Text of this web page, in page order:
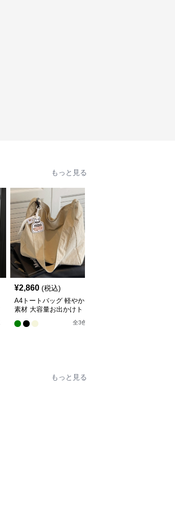
もっと見る
¥2,860 (税込)
A4トートバッグ 軽やか
素材 大容量お出かけト
全3色
もっと見る